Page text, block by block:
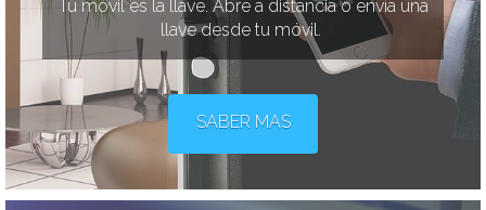
Tu móvil es la llave. Abre a distancia o envía una
llave desde tu móvil.
SABER MAS